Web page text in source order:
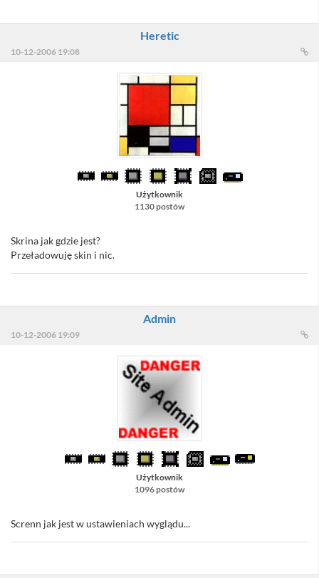
Heretic
10-12-2006 19:08
Użytkownik
1130 postów
Skrina jak gdzie jest?
Przeładowuję skin i nic.
Admin
10-12-2006 19:09
Użytkownik
1096 postów
Screnn jak jest w ustawieniach wyglądu...